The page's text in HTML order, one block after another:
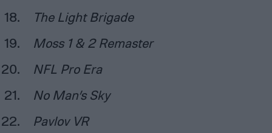
The Light Brigade
Moss 1 & 2 Remaster
NFL Pro Era
No Man’s Sky
Pavlov VR